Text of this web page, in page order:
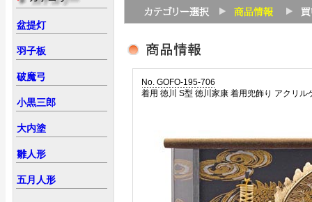
盆提灯
羽子板
破魔弓
小黒三郎
大内塗
雛人形
五月人形
No. GOFO-195-706
着用 徳川 S型 徳川家康 着用兜飾り アクリル